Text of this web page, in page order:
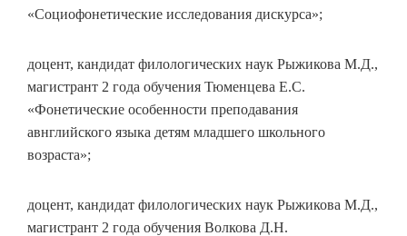
«Социофонетические исследования дискурса»;
доцент, кандидат филологических наук Рыжикова М.Д.,
магистрант 2 года обучения Тюменцева Е.С.
«Фонетические особенности преподавания
авнглийского языка детям младшего школьного
возраста»;
доцент, кандидат филологических наук Рыжикова М.Д.,
магистрант 2 года обучения Волкова Д.Н.